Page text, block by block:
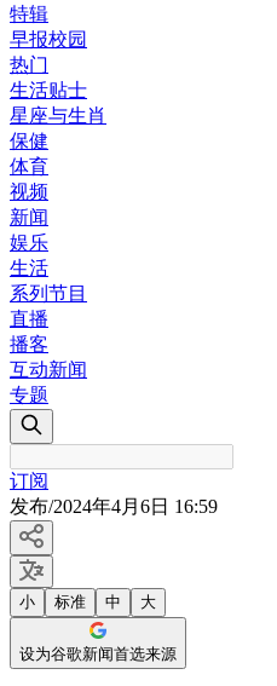
特辑
早报校园
热门
生活贴士
星座与生肖
保健
体育
视频
新闻
娱乐
生活
系列节目
直播
播客
互动新闻
专题
订阅
发布/2024年4月6日 16:59
小 标准 中 大
设为谷歌新闻首选来源